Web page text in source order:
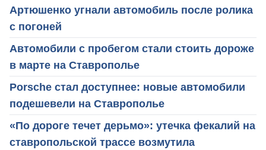
Артюшенко угнали автомобиль после ролика
с погоней
Автомобили с пробегом стали стоить дороже
в марте на Ставрополье
Porsche стал доступнее: новые автомобили
подешевели на Ставрополье
«По дороге течет дерьмо»: утечка фекалий на
ставропольской трассе возмутила